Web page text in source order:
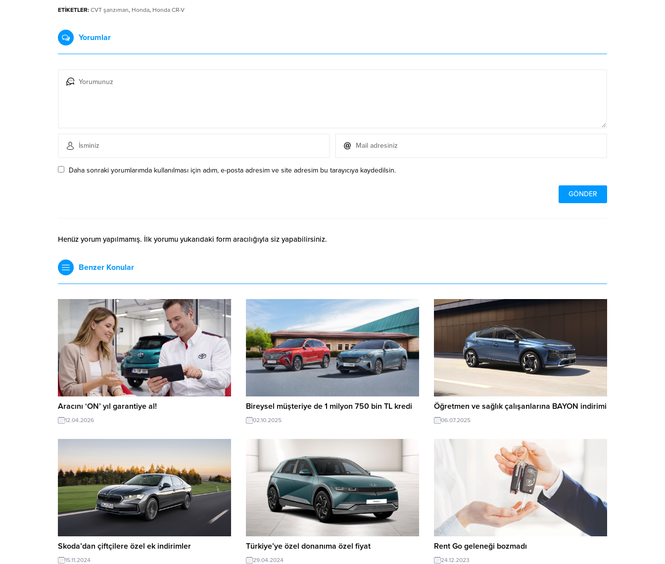
ETİKETLER: CVT şanzıman, Honda, Honda CR-V
Yorumlar
Daha sonraki yorumlarımda kullanılması için adım, e-posta adresim ve site adresim bu tarayıcıya kaydedilsin.
Henüz yorum yapılmamış. İlk yorumu yukarıdaki form aracılığıyla siz yapabilirsiniz.
Benzer Konular
Aracını ‘ON’ yıl garantiye al!
12.04.2026
Bireysel müşteriye de 1 milyon 750 bin TL kredi
02.10.2025
Öğretmen ve sağlık çalışanlarına BAYON indirimi
06.07.2025
Skoda’dan çiftçilere özel ek indirimler
15.11.2024
Türkiye’ye özel donanıma özel fiyat
29.04.2024
Rent Go geleneği bozmadı
24.12.2023